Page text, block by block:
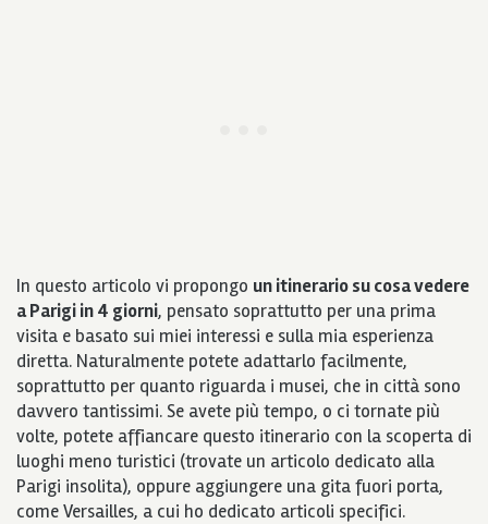
In questo articolo vi propongo un itinerario su cosa vedere
a Parigi in 4 giorni, pensato soprattutto per una prima
visita e basato sui miei interessi e sulla mia esperienza
diretta. Naturalmente potete adattarlo facilmente,
soprattutto per quanto riguarda i musei, che in città sono
davvero tantissimi. Se avete più tempo, o ci tornate più
volte, potete affiancare questo itinerario con la scoperta di
luoghi meno turistici (trovate un articolo dedicato alla
Parigi insolita), oppure aggiungere una gita fuori porta,
come Versailles, a cui ho dedicato articoli specifici.